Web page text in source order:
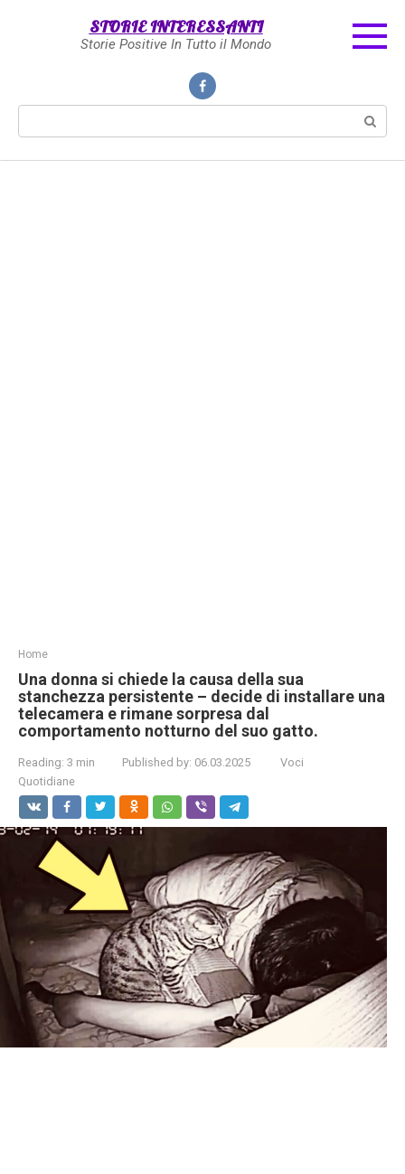
STORIE INTERESSANTI
Storie Positive In Tutto il Mondo
Home
Una donna si chiede la causa della sua
stanchezza persistente – decide di installare una
telecamera e rimane sorpresa dal
comportamento notturno del suo gatto.
Reading: 3 min Published by: 06.03.2025
Voci
Quotidiane